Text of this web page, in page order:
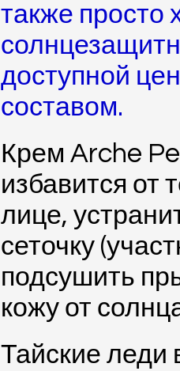
также просто
доступной
составом.
Крем Arche
избавится от
лице,
сеточку
подсушить
кожу от
Тайские леди